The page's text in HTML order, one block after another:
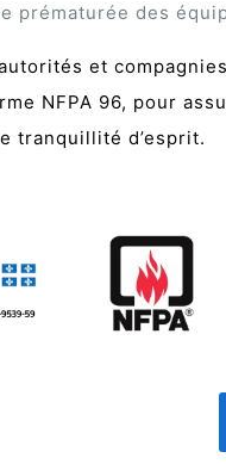
prématurée des
et
NFPA 96, pour
tranquillité d’esprit.